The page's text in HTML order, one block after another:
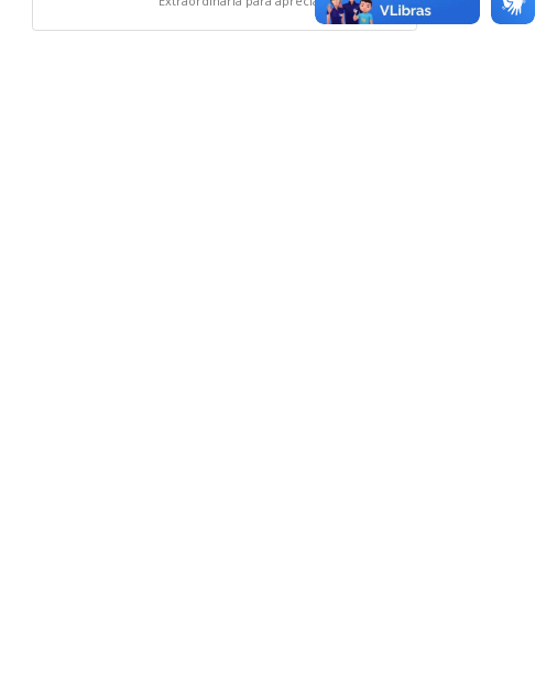
importantes projetos de interesse do
município.